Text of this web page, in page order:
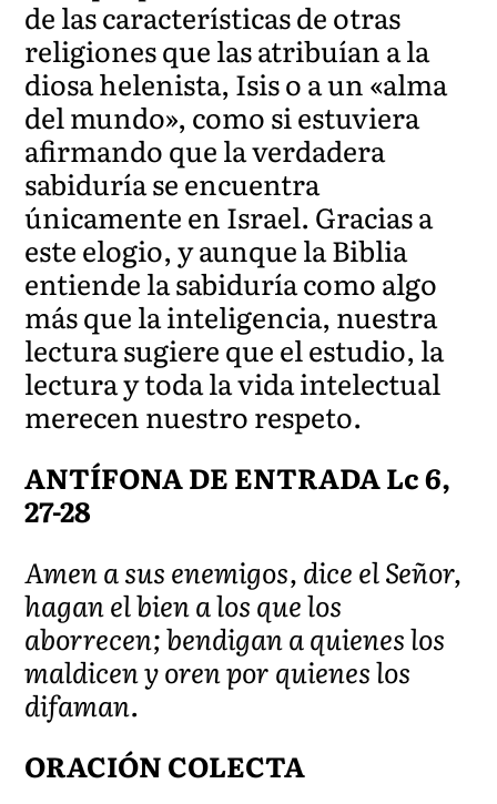
de las características de otras
religiones que las atribuían a la
diosa helenista, Isis o a un «alma
del mundo», como si estuviera
afirmando que la verdadera
sabiduría se encuentra
únicamente en Israel. Gracias a
este elogio, y aunque la Biblia
entiende la sabiduría como algo
más que la inteligencia, nuestra
lectura sugiere que el estudio, la
lectura y toda la vida intelectual
merecen nuestro respeto.
ANTÍFONA DE ENTRADA Lc 6,
27-28
Amen a sus enemigos, dice el Señor,
hagan el bien a los que los
aborrecen; bendigan a quienes los
maldicen y oren por quienes los
difaman.
ORACIÓN COLECTA